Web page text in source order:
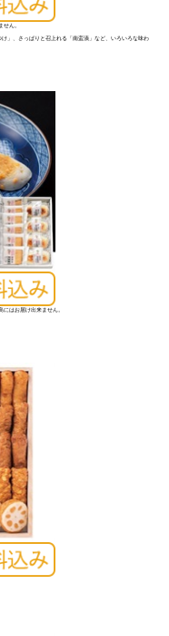
ん。
」、さっぱりと召上れる「南蛮漬」など、いろいろな味わ
はお届け出来ません。